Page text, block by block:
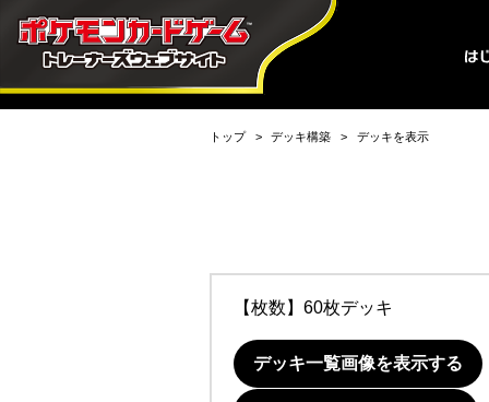
トップ デッキ構築 デッキを表示
【枚数】60枚デッキ
デッキ一覧画像を表示する